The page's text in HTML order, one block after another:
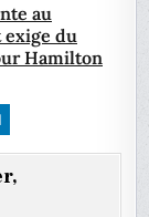
au
exige du
Hamilton